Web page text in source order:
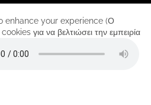
για κάθε iphone
...
enhance your experience (Ο
για να βελτιώσει την εμπειρία